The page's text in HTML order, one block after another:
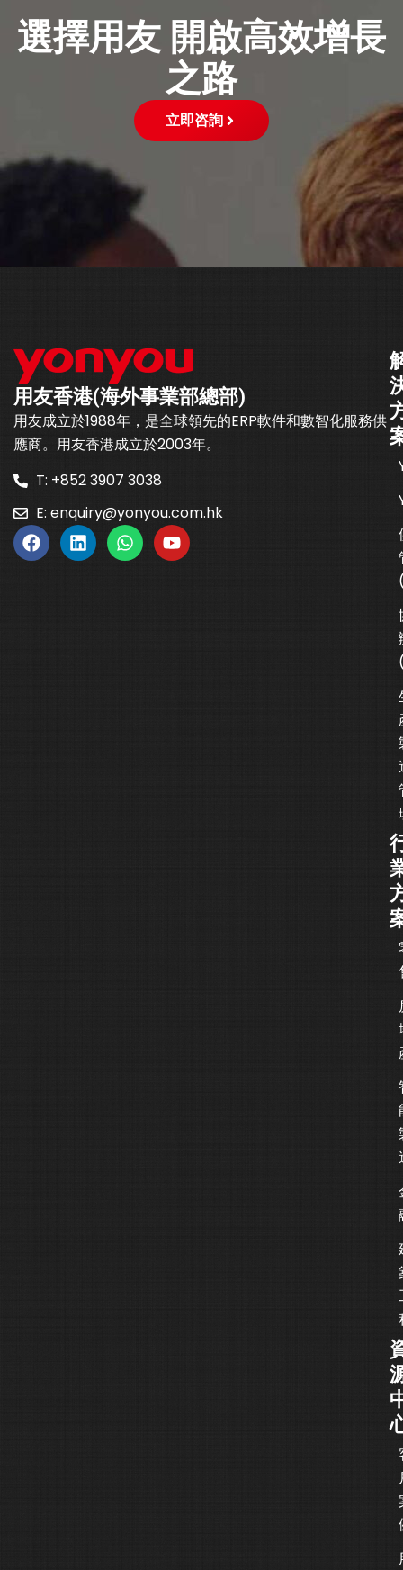
選擇用友 開啟高效增長
之路
立即咨詢
用友香港(海外事業部總部)
用友成立於1988年，是全球領先的ERP軟件和數智化服務供
應商。用友香港成立於2003年。
T: +852 3907 3038
E: enquiry@yonyou.com.hk